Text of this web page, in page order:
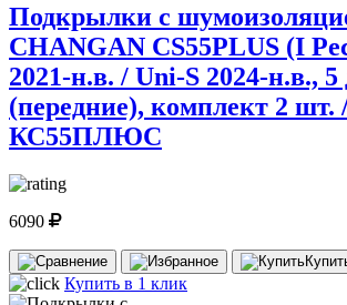
Подкрылки с
CHANGAN CS55PLUS (I
2021-н.в. / Uni-S 2024-н.в., 5
(передние), комплект 2 шт.
КС55ПЛЮС
6090
Купить в 1 клик